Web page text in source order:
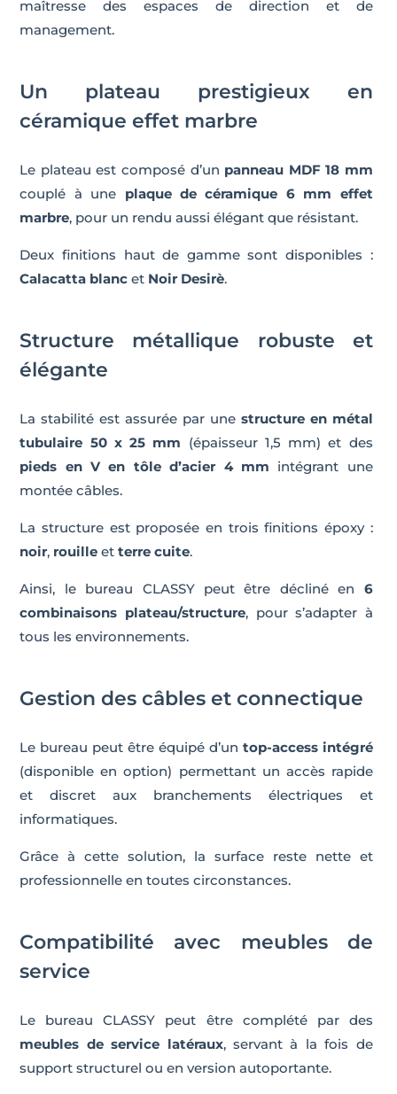
maîtresse des espaces de direction et de
management.
Un plateau prestigieux en
céramique effet marbre
Le plateau est composé d’un panneau MDF 18 mm
couplé à une plaque de céramique 6 mm effet
marbre, pour un rendu aussi élégant que résistant.
Deux finitions haut de gamme sont disponibles :
Calacatta blanc et Noir Desirè.
Structure métallique robuste et
élégante
La stabilité est assurée par une structure en métal
tubulaire 50 x 25 mm (épaisseur 1,5 mm) et des
pieds en V en tôle d’acier 4 mm intégrant une
montée câbles.
La structure est proposée en trois finitions époxy :
noir, rouille etterre cuite.
Ainsi, le bureau CLASSY peut être décliné en 6
combinaisons plateau/structure, pour s’adapter à
tous les environnements.
Gestion des câbles et connectique
Le bureau peut être équipé d’un top-access intégré
(disponible en option) permettant un accès rapide
et discret aux branchements électriques et
informatiques.
Grâce à cette solution, la surface reste nette et
professionnelle en toutes circonstances.
Compatibilité avec meubles de
service
Le bureau CLASSY peut être complété par des
meubles de service latéraux, servant à la fois de
support structurel ou en version autoportante.